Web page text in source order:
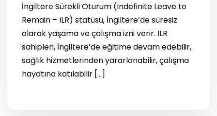
İngiltere Sürekli Oturum (Indefinite Leave to
Remain – ILR) statüsü, İngiltere’de süresiz
olarak yaşama ve çalışma izni verir. ILR
sahipleri, İngiltere’de eğitime devam edebilir,
sağlık hizmetlerinden yararlanabilir, çalışma
hayatına katılabilir […]